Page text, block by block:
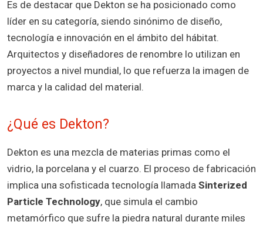
Es de destacar que Dekton se ha posicionado como
líder en su categoría, siendo sinónimo de diseño,
tecnología e innovación en el ámbito del hábitat.
Arquitectos y diseñadores de renombre lo utilizan en
proyectos a nivel mundial, lo que refuerza la imagen de
marca y la calidad del material.
¿Qué es Dekton?
Dekton es una mezcla de materias primas como el
vidrio, la porcelana y el cuarzo. El proceso de fabricación
implica una sofisticada tecnología llamada Sinterized
Particle Technology, que simula el cambio
metamórfico que sufre la piedra natural durante miles